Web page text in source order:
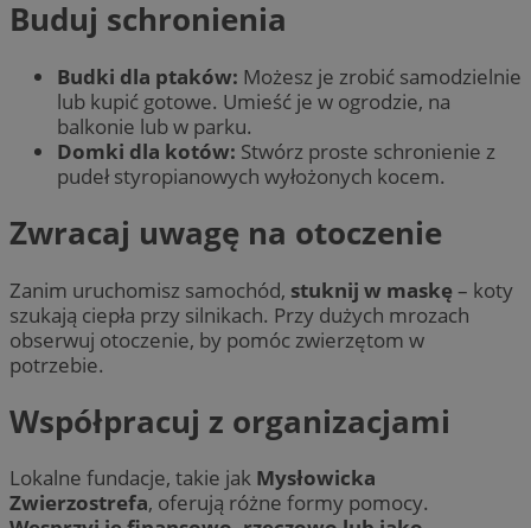
Buduj schronienia
Budki dla ptaków: Możesz je zrobić samodzielnie
lub kupić gotowe. Umieść je w ogrodzie, na
balkonie lub w parku.
Domki dla kotów: Stwórz proste schronienie z
pudeł styropianowych wyłożonych kocem.
Zwracaj uwagę na otoczenie
Zanim uruchomisz samochód, stuknij w maskę– koty
szukają ciepła przy silnikach. Przy dużych mrozach
obserwuj otoczenie, by pomóc zwierzętom w
potrzebie.
Współpracuj z organizacjami
Lokalne fundacje, takie jak Mysłowicka
Zwierzostrefa, oferują różne formy pomocy.